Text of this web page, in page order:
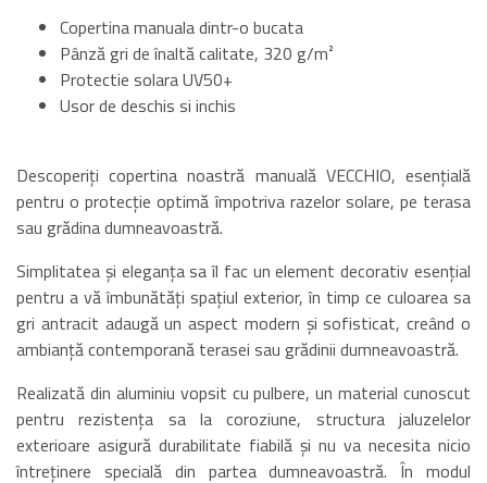
Copertina manuala dintr-o bucata
Pânză gri de înaltă calitate, 320 g/m²
Protectie solara UV50+
Usor de deschis si inchis
Descoperiți copertina noastră manuală VECCHIO, esențială
pentru o protecție optimă împotriva razelor solare, pe terasa
sau grădina dumneavoastră.
Simplitatea și eleganța sa îl fac un element decorativ esențial
pentru a vă îmbunătăți spațiul exterior, în timp ce culoarea sa
gri antracit adaugă un aspect modern și sofisticat, creând o
ambianță contemporană terasei sau grădinii dumneavoastră.
Realizată din aluminiu vopsit cu pulbere, un material cunoscut
pentru rezistența sa la coroziune, structura jaluzelelor
exterioare asigură durabilitate fiabilă și nu va necesita nicio
întreținere specială din partea dumneavoastră. În modul